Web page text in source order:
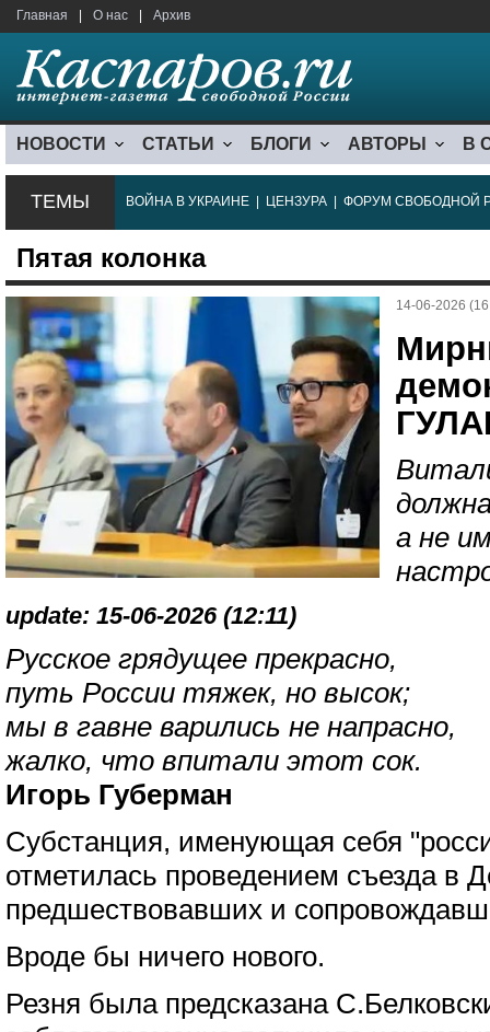
Главная О нас Архив
НОВОСТИ СТАТЬИ БЛОГИ АВТОРЫ В
ТЕМЫ ВОЙНА В УКРАИНЕ ЦЕНЗУРА ФОРУМ СВОБОДНОЙ
Пятая колонка
14-06-2026
а не
update: 15-06-2026 (12:11)
Русское грядущее прекрасно,
путь России тяжек, но высок;
мы в гавне варились не напрасно,
жалко, что впитали этот сок.
Игорь Губерман
Субстанция, именующая себя
отметилась проведением съезда в
предшествовавших и
Вроде бы ничего нового.
Резня была предсказана